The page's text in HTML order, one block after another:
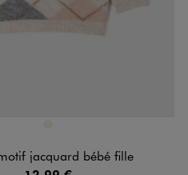
jacquard bébé fille